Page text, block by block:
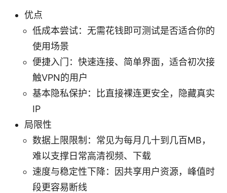
优点
低成本尝试：无需花钱即可测试是否适合你的
使用场景
便捷入门：快速连接、简单界面，适合初次接
触VPN的用户
基本隐私保护：比直接裸连更安全，隐藏真实
IP
局限性
数据上限限制：常见为每月几十到几百MB，
难以支撑日常高清视频、下载
速度与稳定性下降：因共享用户资源，峰值时
段更容易断线